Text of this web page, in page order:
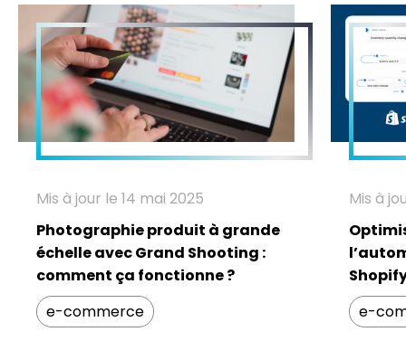
Mis à jour le 14 mai 2025
Photographie produit à grande
échelle avec Grand Shooting :
comment ça fonctionne ?
e-commerce
Mis à
e-